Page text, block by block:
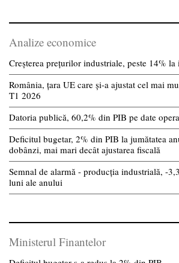
Analize economice
Creșterea prețurilor industriale, peste 14%
România, țara UE care și-a ajustat cel mai
T1 2026
Datoria publică, 60,2% din PIB pe date
Deficitul bugetar, 2% din PIB la jumătatea
dobânzi, mai mari decât ajustarea fiscală
Semnal de alarmă - producția industrială, -
luni ale anului
Ministerul Finantelor